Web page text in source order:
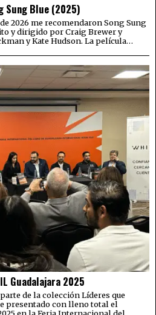
Sung Blue (2025)
2026 me recomendaron Song Sung
y dirigido por Craig Brewer y
y Kate Hudson. La película…
Guadalajara 2025
de la colección Líderes que
presentado con lleno total el